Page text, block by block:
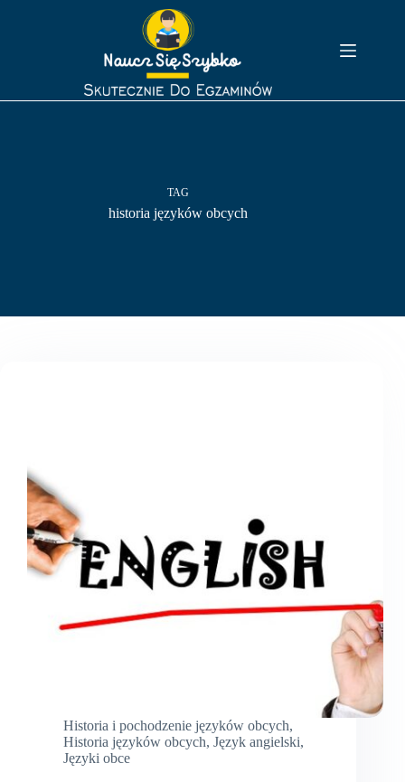
TAG
historia języków obcych
Historia i pochodzenie języków obcych,
Historia języków obcych, Język angielski,
Języki obce